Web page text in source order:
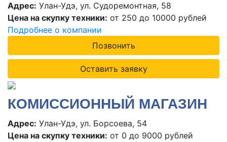
Адрес: Улан-Удэ, ул. Судоремонтная, 58
Цена на скупку техники: от 250 до 10000 рублей
Подробнее о компании
Позвонить
Оставить заявку
КОМИССИОННЫЙ МАГАЗИН
Адрес: Улан-Удэ, ул. Борсоева, 54
Цена на скупку техники: от 0 до 9000 рублей